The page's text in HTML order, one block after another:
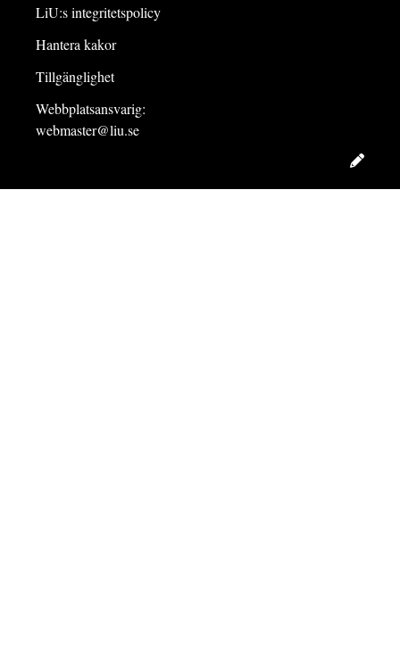
LiU:s integritetspolicy
Hantera kakor
Tillgänglighet
Webbplatsansvarig:
webmaster@liu.se